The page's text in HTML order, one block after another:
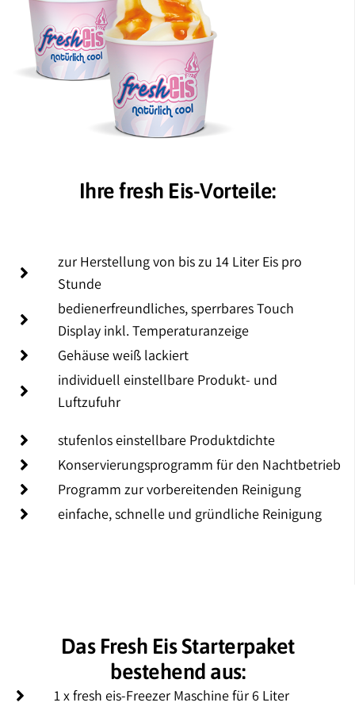
Ihre fresh Eis-Vorteile:
zur Herstellung von bis zu 14 Liter Eis pro
Stunde
bedienerfreundliches, sperrbares Touch
Display inkl. Temperaturanzeige
Gehäuse weiß lackiert
individuell einstellbare Produkt- und
Luftzufuhr
stufenlos einstellbare Produktdichte
Konservierungsprogramm für den Nachtbetrieb
Programm zur vorbereitenden Reinigung
einfache, schnelle und gründliche Reinigung
Das Fresh Eis Starterpaket
bestehend aus:
1 x fresh eis-Freezer Maschine für 6 Liter